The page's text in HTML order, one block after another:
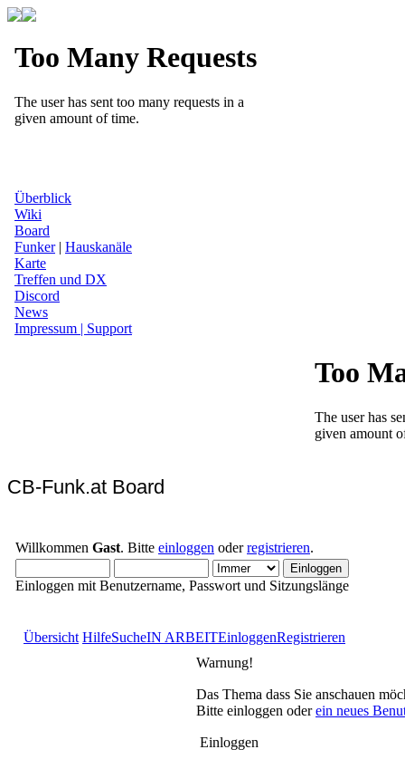
Überblick
Wiki
Board
Funker| Hauskanäle
Karte
Treffen und DX
Discord
News
Impressum | Support
CB-Funk.at Board
Willkommen Gast. Bitte einloggen oderregistrieren.
Einloggen mit Benutzername, Passwort und Sitzungslänge
Übersicht HilfeSucheIN ARBEITEinloggenRegistrieren
Warnung!
Das Thema dass Sie anschauen
Bitte einloggen oderein neues
Einloggen